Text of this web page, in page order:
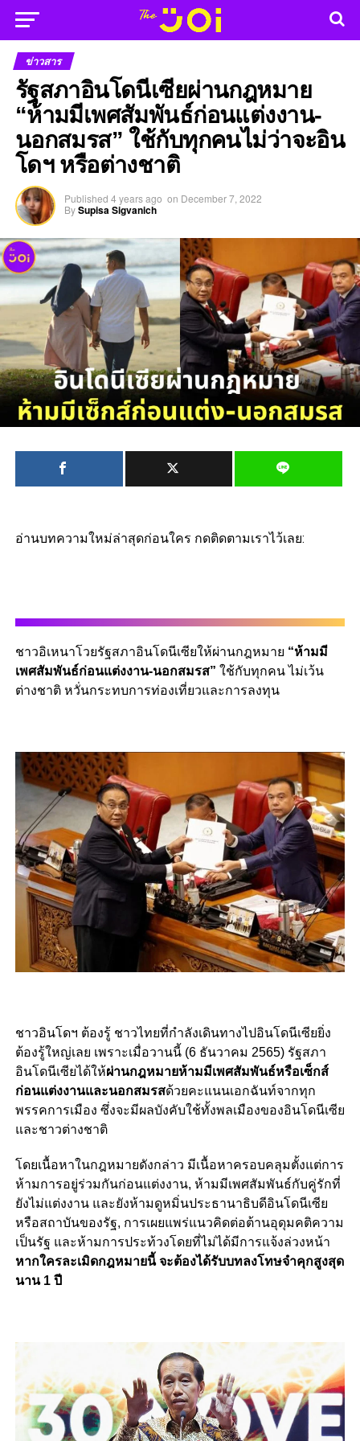
ข่าวสาร
รัฐสภาอินโดนีเซียผ่านกฎหมาย
“ห้ามมีเพศสัมพันธ์ก่อนแต่งงาน-
นอกสมรส” ใช้กับทุกคนไม่ว่าจะอิน
โดฯ หรือต่างชาติ
Published 4 years ago on December 7, 2022
BySupisa Sigvanich
อ่านบทความใหม่ล่าสุดก่อนใคร กดติดตามเราไว้เลย:
ชาวอิเหนาโวยรัฐสภาอินโดนีเซียให้ผ่านกฎหมาย “ห้ามมี
เพศสัมพันธ์ก่อนแต่งงาน-นอกสมรส” ใช้กับทุกคน ไม่เว้น
ต่างชาติ หวั่นกระทบการท่องเที่ยวและการลงทุน
ชาวอินโดฯ ต้องรู้ ชาวไทยที่กำลังเดินทางไปอินโดนีเซียยิ่ง
ต้องรู้ใหญ่เลย เพราะเมื่อวานนี้ (6 ธันวาคม 2565) รัฐสภา
อินโดนีเซียได้ให้ผ่านกฎหมายห้ามมีเพศสัมพันธ์หรือเซ็กส์
ก่อนแต่งงานและนอกสมรสด้วยคะแนนเอกฉันท์จากทุก
พรรคการเมือง ซึ่งจะมีผลบังคับใช้ทั้งพลเมืองของอินโดนีเซีย
และชาวต่างชาติ
โดยเนื้อหาในกฎหมายดังกล่าว มีเนื้อหาครอบคลุมตั้งแต่การ
ห้ามการอยู่ร่วมกันก่อนแต่งงาน, ห้ามมีเพศสัมพันธ์กับคู่รักที่
ยังไม่แต่งงาน และยังห้ามดูหมิ่นประธานาธิบดีอินโดนีเซีย
หรือสถาบันของรัฐ, การเผยแพร่แนวคิดต่อต้านอุดุมคติความ
เป็นรัฐ และห้ามการประท้วงโดยที่ไม่ได้มีการแจ้งล่วงหน้า
หากใครละเมิดกฎหมายนี้ จะต้องได้รับบทลงโทษจำคุกสูงสุด
นาน 1 ปี